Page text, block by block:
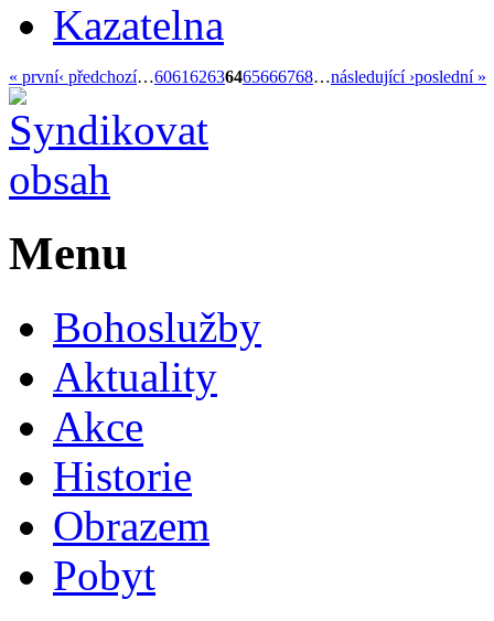
Kazatelna
« první‹ předchozí…606162636465666768…následující ›poslední »
Menu
Bohoslužby
Aktuality
Akce
Historie
Obrazem
Pobyt